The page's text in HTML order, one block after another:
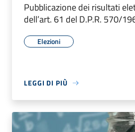
Pubblicazione dei risultati
dell’art. 61 del D.P.R. 570/
Elezioni
LEGGI DI PIÙ